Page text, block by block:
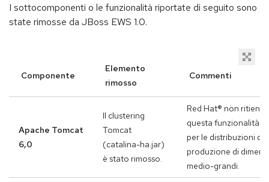
I sottocomponenti o le funzionalità riportate di seguito sono
state rimosse da JBoss EWS 1.0.
Componente
Elemento
rimosso
Commenti
Apache Tomcat
6,0
Il clustering
Tomcat
(catalina-ha.jar)
è stato rimosso.
Red Hat® non ritiene
questa funzionalità
per le distribuzioni di
produzione di
medio-grandi.